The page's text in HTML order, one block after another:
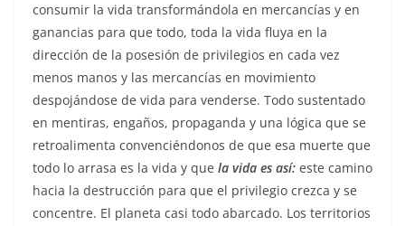
consumir la vida transformándola en mercancías y en
ganancias para que todo, toda la vida fluya en la
dirección de la posesión de privilegios en cada vez
menos manos y las mercancías en movimiento
despojándose de vida para venderse. Todo sustentado
en mentiras, engaños, propaganda y una lógica que se
retroalimenta convenciéndonos de que esa muerte que
todo lo arrasa es la vida y que la vida es así: este camino
hacia la destrucción para que el privilegio crezca y se
concentre. El planeta casi todo abarcado. Los territorios